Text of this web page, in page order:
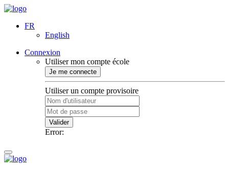
FR
English
Connexion
Utiliser mon compte école
Je me connecte
Utiliser un compte provisoire
Valider
Error: